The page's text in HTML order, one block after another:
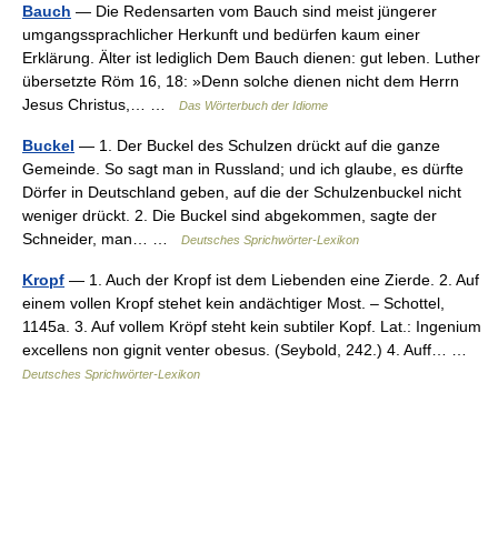
Bauch — Die Redensarten vom Bauch sind meist jüngerer
umgangssprachlicher Herkunft und bedürfen kaum einer
Erklärung. Älter ist lediglich Dem Bauch dienen: gut leben. Luther
übersetzte Röm 16, 18: »Denn solche dienen nicht dem Herrn
Jesus Christus,… …
Das Wörterbuch der Idiome
Buckel — 1. Der Buckel des Schulzen drückt auf die ganze
Gemeinde. So sagt man in Russland; und ich glaube, es dürfte
Dörfer in Deutschland geben, auf die der Schulzenbuckel nicht
weniger drückt. 2. Die Buckel sind abgekommen, sagte der
Schneider, man… …
Deutsches Sprichwörter-Lexikon
Kropf — 1. Auch der Kropf ist dem Liebenden eine Zierde. 2. Auf
einem vollen Kropf stehet kein andächtiger Most. – Schottel,
1145a. 3. Auf vollem Kröpf steht kein subtiler Kopf. Lat.: Ingenium
excellens non gignit venter obesus. (Seybold, 242.) 4. Auff… …
Deutsches Sprichwörter-Lexikon